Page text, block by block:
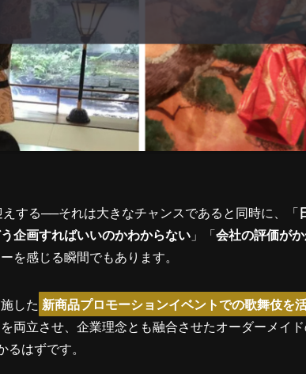
する──それは大きなチャンスであると同時に、「
企画すればいいのかわからない 」「会社の評価が
を感じる瞬間でもあります。
した 新商品プロモーションイベントでの歌舞伎を
両立させ、企業理念とも融合させたオーダーメイ
はずです。